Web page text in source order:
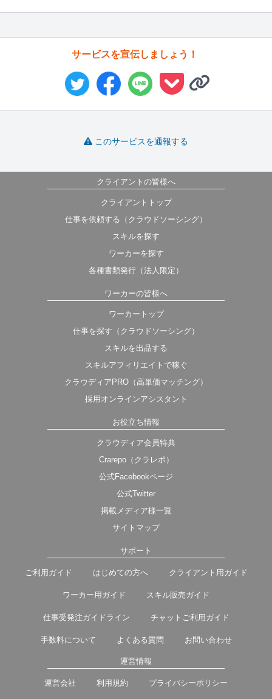
サービスを宣伝しましょう！
このサービスを通報する
クライアントの皆様へ
クライアントトップ
仕事を依頼する（クラウドソーシング）
スキルを探す
ワーカーを探す
各種書類発行（法人限定）
ワーカーの皆様へ
ワーカートップ
仕事を探す（クラウドソーシング）
スキルを出品する
スキルアフィリエイトで稼ぐ
クラウディアPRO（高単価マッチング）
採用オンラインアシスタント
お役立ち情報
クラウディア会員特典
Crarepo（クラレポ）
公式Facebookページ
公式Twitter
掲載メディア様一覧
サイトマップ
サポート
ご利用ガイド はじめての方へ クライアント用ガイド
ワーカー用ガイド スキル販売ガイド
仕事受発注ガイドライン チャットご利用ガイド
手数料について よくある質問 お問い合わせ
運営情報
運営会社 利用規約 プライバシーポリシー